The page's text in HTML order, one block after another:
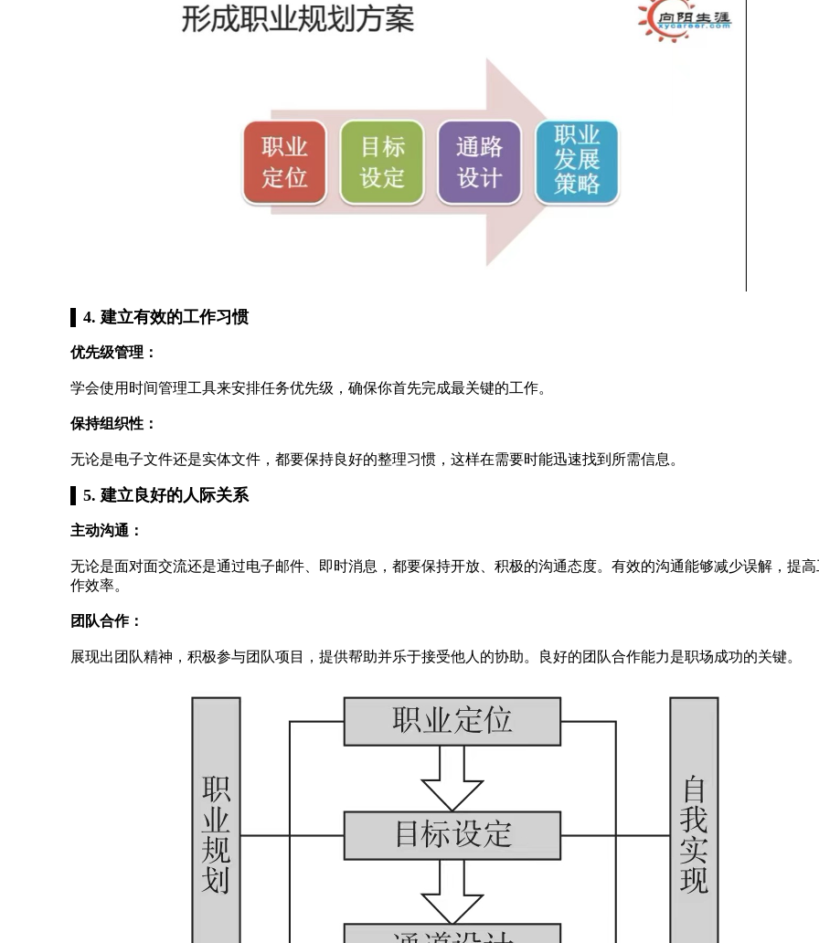
4. 建立有效的工作习惯
优先级管理：
学会使用时间管理工具来安排任务优先级，确保你首先完成最关键的工作。
保持组织性：
无论是电子文件还是实体文件，都要保持良好的整理习惯，这样在需要时能迅速找到所需信息。
5. 建立良好的人际关系
主动沟通：
无论是面对面交流还是通过电子邮件、即时消息，都要保持开放、积极的沟通态度。有效的沟通能够减少误解，提高
作效率。
团队合作：
展现出团队精神，积极参与团队项目，提供帮助并乐于接受他人的协助。良好的团队合作能力是职场成功的关键。